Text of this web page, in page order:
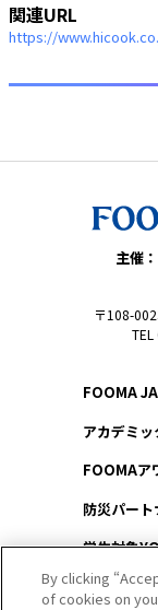
関連URL
https://
主催
〒108-
FOOMA
アカデミ
FOOMAア
防災パー
学生対象
（ようこそ
By clicking
of cookies on